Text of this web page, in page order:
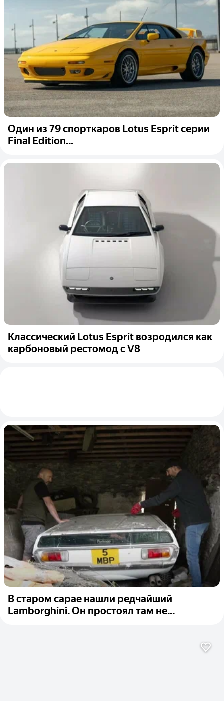
Один из 79 спорткаров Lotus Esprit серии
Final Edition...
Классический Lotus Esprit возродился как
карбоновый рестомод с V8
В старом сарае нашли редчайший
Lamborghini. Он простоял там не...